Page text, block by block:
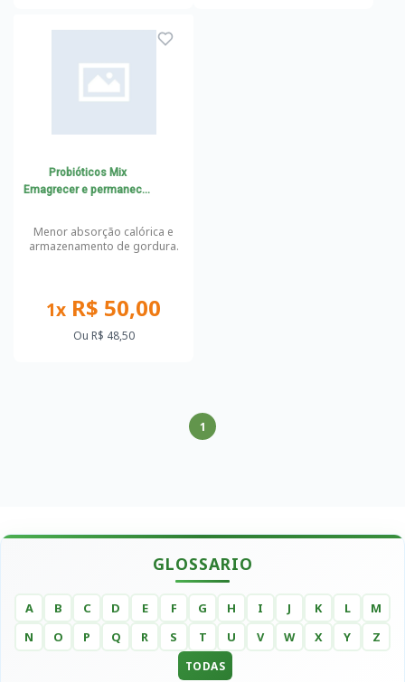
Probióticos Mix
Emagrecer e permanecer
Menor absorção calórica e
armazenamento de gordura.
1x R$ 50,00
Ou R$ 48,50
1
GLOSSARIO
A B C D E F G H I J K L
M
N
O P Q R S T U V W X Y Z
TODAS